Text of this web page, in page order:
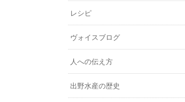
レシピ
ヴォイスブログ
人への伝え方
出野水産の歴史